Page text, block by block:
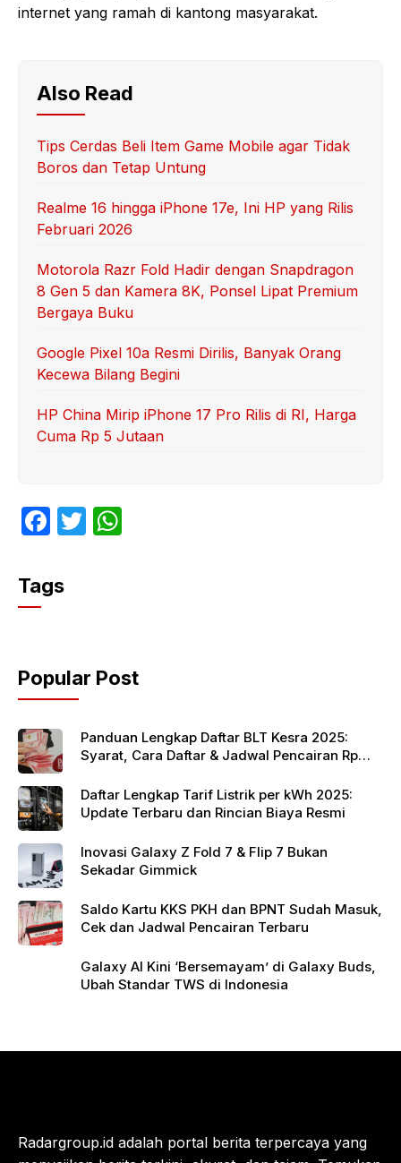
internet yang ramah di kantong masyarakat.
Also Read
Tips Cerdas Beli Item Game Mobile agar Tidak
Boros dan Tetap Untung
Realme 16 hingga iPhone 17e, Ini HP yang Rilis
Februari 2026
Motorola Razr Fold Hadir dengan Snapdragon
8 Gen 5 dan Kamera 8K, Ponsel Lipat Premium
Bergaya Buku
Google Pixel 10a Resmi Dirilis, Banyak Orang
Kecewa Bilang Begini
HP China Mirip iPhone 17 Pro Rilis di RI, Harga
Cuma Rp 5 Jutaan
F
c
e
o
o
k
T
p
p
Tags
Popular Post
Panduan Lengkap Daftar BLT Kesra 2025:
Syarat, Cara Daftar & Jadwal Pencairan Rp
Daftar Lengkap Tarif Listrik per kWh 2025:
Update Terbaru dan Rincian Biaya Resmi
Inovasi Galaxy Z Fold 7 & Flip 7 Bukan
Sekadar Gimmick
Saldo Kartu KKS PKH dan BPNT Sudah Masuk,
Cek dan Jadwal Pencairan Terbaru
Galaxy AI Kini ‘Bersemayam’ di Galaxy Buds,
Ubah Standar TWS di Indonesia
Radargroup.id adalah portal berita terpercaya yang